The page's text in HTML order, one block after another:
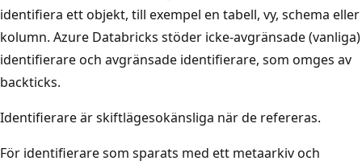
identifiera ett objekt, till exempel en tabell, vy, schema eller
kolumn. Azure Databricks stöder icke-avgränsade (vanliga)
identifierare och avgränsade identifierare, som omges av
backticks.
Identifierare är skiftlägesokänsliga när de refereras.
För identifierare som sparats med ett metaarkiv och